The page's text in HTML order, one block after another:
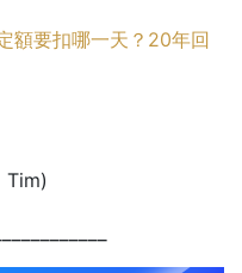
額要扣哪一天？20年回
Tim)